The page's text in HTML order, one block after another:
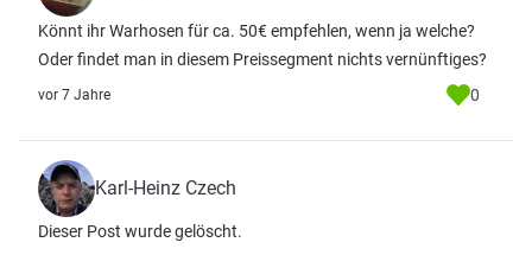
Könnt ihr Warhosen für ca. 50€ empfehlen, wenn ja welche?
Oder findet man in diesem Preissegment nichts vernünftiges?
vor 7 Jahre 0
Karl-Heinz Czech
Dieser Post wurde gelöscht.